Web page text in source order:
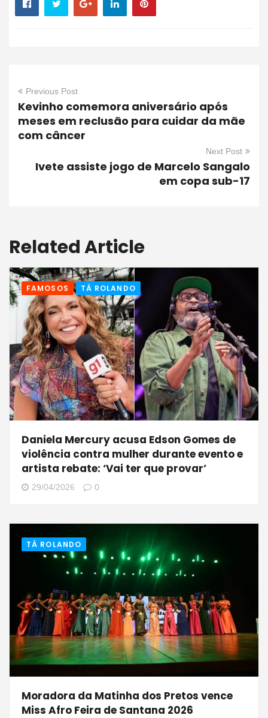
Previous Post
Kevinho comemora aniversário após
meses em reclusão para cuidar da mãe
com câncer
Next Post
Ivete assiste jogo de Marcelo Sangalo
em copa sub-17
Related Article
FAMOSOS TÁ ROLANDO
Daniela Mercury acusa Edson Gomes de
violência contra mulher durante evento e
artista rebate: ‘Vai ter que provar’
29/04/2026 0
TÁ ROLANDO
Moradora da Matinha dos Pretos vence
Miss Afro Feira de Santana 2026